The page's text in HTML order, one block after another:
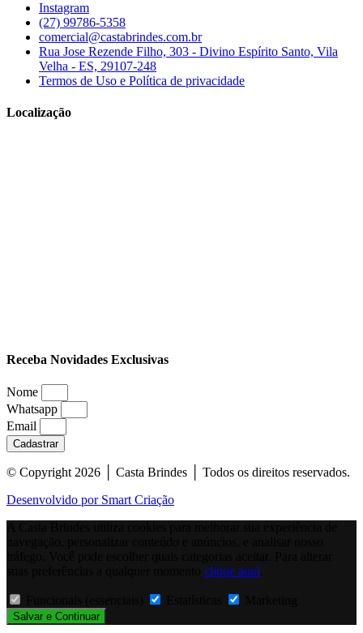
Instagram
(27) 99786-5358
comercial@castabrindes.com.br
Rua Jose Rezende Filho, 303 - Divino Espírito Santo, Vila
Velha - ES, 29107-248
Termos de Uso e Política de privacidade
Localização
Receba Novidades Exclusivas
Nome
Whatsapp
Email
Cadastrar
© Copyright 2026 │ Casta Brindes │ Todos os direitos reservados.
Desenvolvido por Smart Criação
clique aqui
Salvar e Continuar